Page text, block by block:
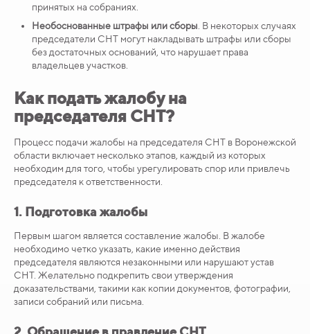
принятых на собраниях.
Необоснованные штрафы или сборы . В некоторых случаях
председатели СНТ могут накладывать штрафы или сборы
без достаточных оснований, что нарушает права
владельцев участков.
Как подать жалобу на
председателя СНТ?
Процесс подачи жалобы на председателя СНТ в Воронежской
области включает несколько этапов, каждый из которых
необходим для того, чтобы урегулировать спор или привлечь
председателя к ответственности.
1. Подготовка жалобы
Первым шагом является составление жалобы. В жалобе
необходимо четко указать, какие именно действия
председателя являются незаконными или нарушают устав
СНТ. Желательно подкрепить свои утверждения
доказательствами, такими как копии документов, фотографии,
записи собраний или письма.